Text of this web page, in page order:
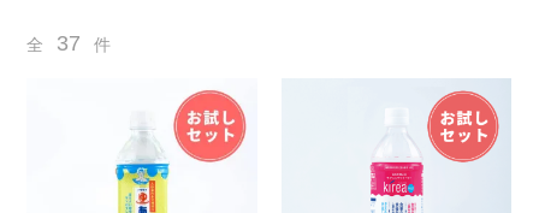
マイページ
よくあるご質問
ギフト対応について メルマガ登録
全 37 件